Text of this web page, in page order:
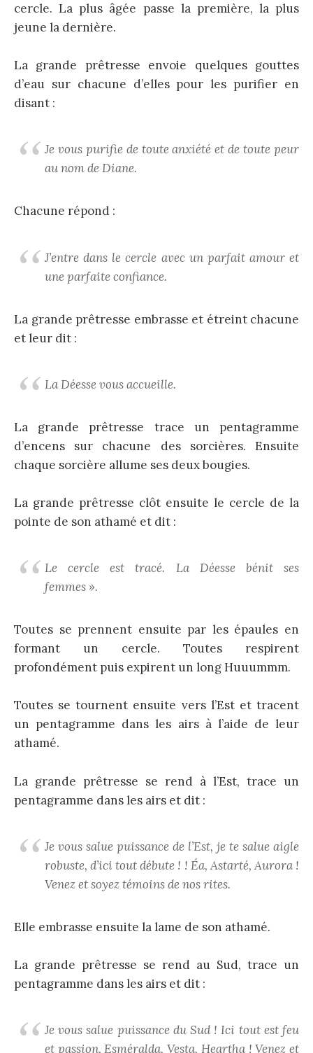
cercle. La plus âgée passe la première, la plus
jeune la dernière.
La grande prêtresse envoie quelques gouttes
d’eau sur chacune d’elles pour les purifier en
disant :
Je vous purifie de toute anxiété et de toute peur
au nom de Diane.
Chacune répond :
J’entre dans le cercle avec un parfait amour et
une parfaite confiance.
La grande prêtresse embrasse et étreint chacune
et leur dit :
La Déesse vous accueille.
La grande prêtresse trace un pentagramme
d’encens sur chacune des sorcières. Ensuite
chaque sorcière allume ses deux bougies.
La grande prêtresse clôt ensuite le cercle de la
pointe de son athamé et dit :
Le cercle est tracé. La Déesse bénit ses
femmes ».
Toutes se prennent ensuite par les épaules en
formant un cercle. Toutes respirent
profondément puis expirent un long Huuummm.
Toutes se tournent ensuite vers l’Est et tracent
un pentagramme dans les airs à l’aide de leur
athamé.
La grande prêtresse se rend à l’Est, trace un
pentagramme dans les airs et dit :
Je vous salue puissance de l’Est, je te salue aigle
robuste, d’ici tout débute ! ! Éa, Astarté, Aurora !
Venez et soyez témoins de nos rites.
Elle embrasse ensuite la lame de son athamé.
La grande prêtresse se rend au Sud, trace un
pentagramme dans les airs et dit :
Je vous salue puissance du Sud ! Ici tout est feu
et passion, Esméralda, Vesta, Heartha ! Venez et